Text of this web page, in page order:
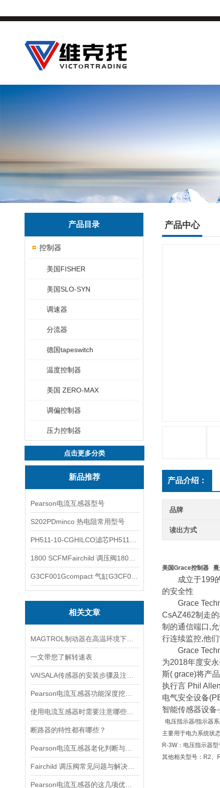
产品目录
控制器
美国FISHER
美国SLO-SYN
调速器
分流器
德国tapeswitch
温度控制器
美国 ZERO-MAX
调偏控制器
压力控制器
点击更多分类
新品推荐
Pearson电流互感器型号
S202PDminco 热电阻常用型号
相关文章
一文带您了解转速表
断路器的特性都有哪些？
产品中心
产品介绍：
品牌
读出方式
美国Grace控制器 熹
成立于199的
的安全性
Grace
CsAZ462制走
制的通信端口,
行连续监控,他
Grace
为2018年度安
斯( grace)将产
执行言 Phil
电气安全设备
智能传感器设备
电压指示器/指示器
主要用于电力系统状
‌R-3W‌：电压指示器
其他相关型号：R2、